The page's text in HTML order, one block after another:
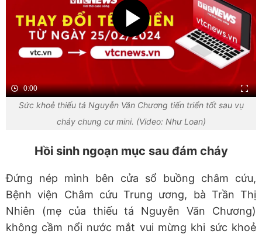
0:00
Sức khoẻ thiếu tá Nguyễn Văn Chương tiến triển tốt sau vụ
cháy chung cư mini. (Video: Như Loan)
Hồi sinh ngoạn mục sau đám cháy
Đứng nép mình bên cửa sổ buồng châm cứu,
Bệnh viện Châm cứu Trung ương, bà Trần Thị
Nhiên (mẹ của thiếu tá Nguyễn Văn Chương)
không cầm nổi nước mắt vui mừng khi sức khoẻ